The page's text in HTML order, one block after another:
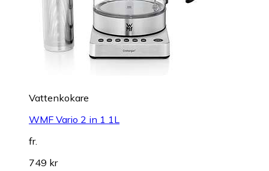
Vattenkokare
WMF Vario 2 in 1 1L
fr.
749 kr